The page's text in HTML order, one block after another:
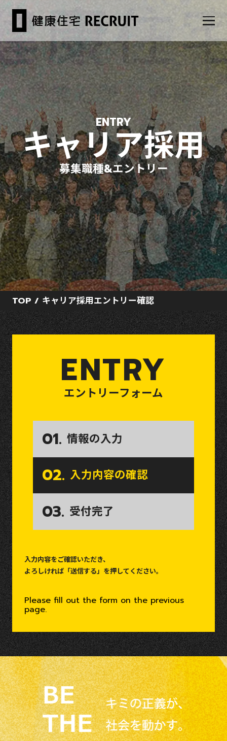
ABOUT
健康住宅とは
WORK
健康住宅の人と仕事
PLACE
健康住宅の環境
FAQ
よくあるご質問
ENTRY
キャリア採用
新卒採用
ENTRY
キャリア採用
募集職種&エントリー
TOP / キャリア採用エントリー確認
ENTRY
エントリーフォーム
01. 情報の入力
02. 入力内容の確認
03. 受付完了
入力内容をご確認いただき、
よろしければ「送信する」を押してください。
Please fill out the form on the previous
page.